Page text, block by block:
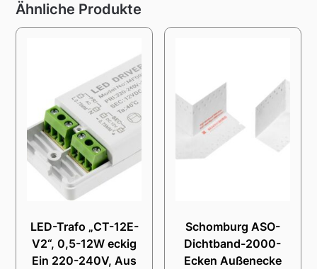
Ähnliche Produkte
LED-Trafo „CT-12E-
V2“, 0,5-12W eckig
Ein 220-240V, Aus
Schomburg ASO-
Dichtband-2000-
Ecken Außenecke